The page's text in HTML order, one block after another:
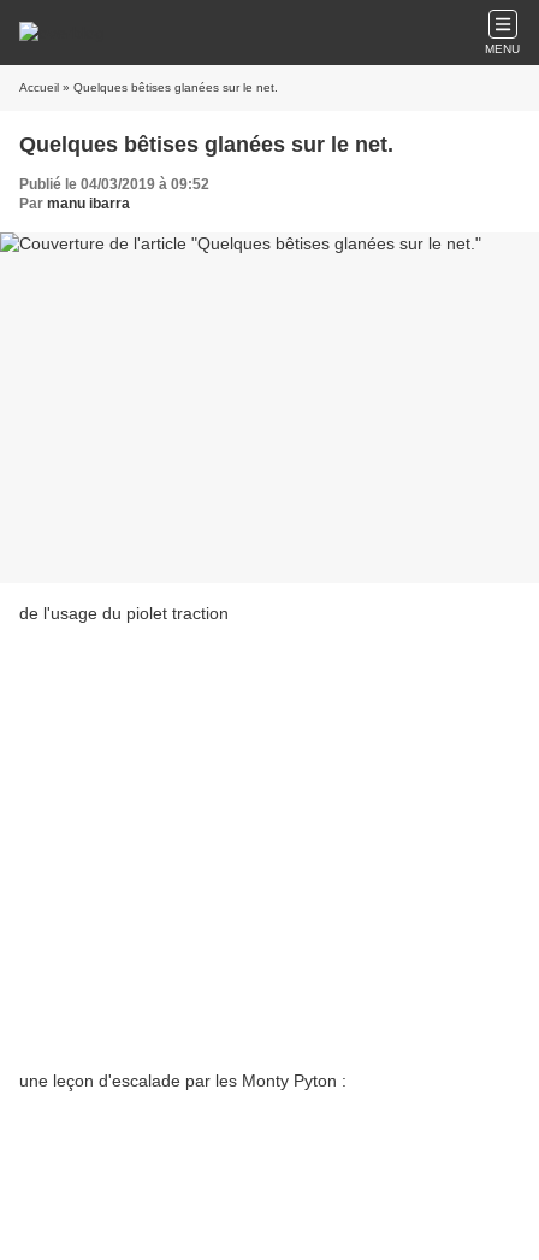
MENU
Accueil » Quelques bêtises glanées sur le net.
Quelques bêtises glanées sur le net.
Publié le 04/03/2019 à 09:52
Par manu ibarra
de l'usage du piolet traction
une leçon d'escalade par les Monty Pyton :